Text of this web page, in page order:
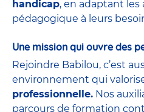
handicap, en adaptant les
pédagogique à leurs
Une mission qui ouvre des
Rejoindre Babilou, c’est
environnement qui
professionnelle. Nos
parcours de formation